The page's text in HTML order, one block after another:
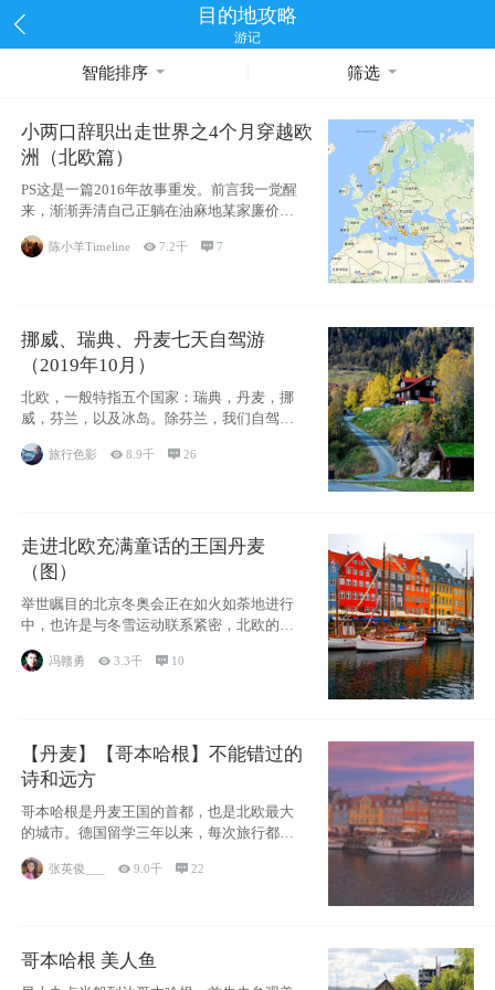
目的地攻略
游记
智能排序 筛选
小两口辞职出走世界之4个月穿越欧
洲（北欧篇）
PS这是一篇2016年故事重发。前言我一觉醒
来，渐渐弄清自己正躺在油麻地某家廉价宾
馆
陈小羊Timeline 7.2千 7
挪威、瑞典、丹麦七天自驾游
（2019年10月）
北欧，一般特指五个国家：瑞典，丹麦，挪
威，芬兰，以及冰岛。除芬兰，我们自驾游
旅行色影 8.9千 26
走进北欧充满童话的王国丹麦
（图）
举世瞩目的北京冬奥会正在如火如荼地进行
中，也许是与冬雪运动联系紧密，北欧的一
些国家因
冯赣勇 3.3千  10
【丹麦】【哥本哈根】不能错过的
诗和远方
哥本哈根是丹麦王国的首都，也是北欧最大
的城市。德国留学三年以来，每次旅行都是
张英俊___ 9.0千 22
哥本哈根 美人鱼